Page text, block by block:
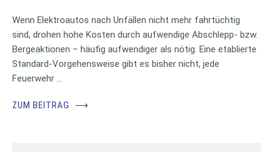
Wenn Elektroautos nach Unfällen nicht mehr fahrtüchtig
sind, drohen hohe Kosten durch aufwendige Abschlepp- bzw.
Bergeaktionen – häufig aufwendiger als nötig. Eine etablierte
Standard-Vorgehensweise gibt es bisher nicht, jede
Feuerwehr …
ZUM BEITRAG ⟶